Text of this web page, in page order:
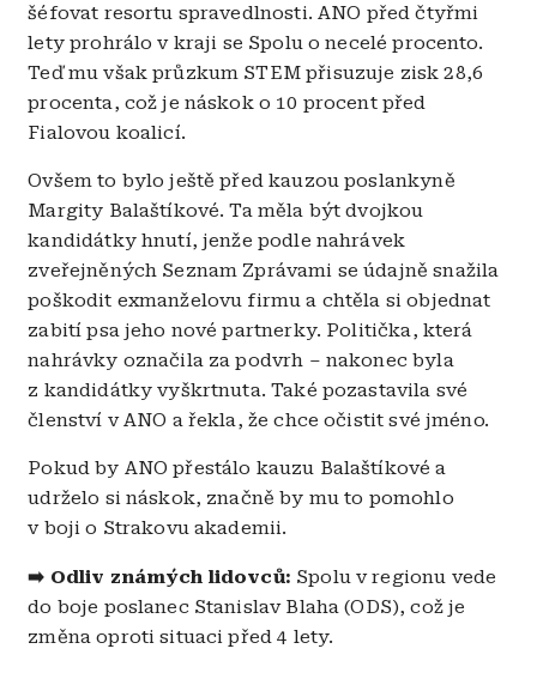
šéfovat resortu spravedlnosti. ANO před čtyřmi
lety prohrálo v kraji se Spolu o necelé procento.
Teď mu však průzkum STEM přisuzuje zisk 28,6
procenta, což je náskok o 10 procent před
Fialovou koalicí.
Ovšem to bylo ještě před kauzou poslankyně
Margity Balaštíkové. Ta měla být dvojkou
kandidátky hnutí, jenže podle nahrávek
zveřejněných Seznam Zprávami se údajně snažila
poškodit exmanželovu firmu a chtěla si objednat
zabití psa jeho nové partnerky. Politička, která
nahrávky označila za podvrh – nakonec byla
z kandidátky vyškrtnuta. Také pozastavila své
členství v ANO a řekla, že chce očistit své jméno.
Pokud by ANO přestálo kauzu Balaštíkové a
udrželo si náskok, značně by mu to pomohlo
v boji o Strakovu akademii.
➡️ Odliv známých lidovců: Spolu v regionu vede
do boje poslanec Stanislav Blaha (ODS), což je
změna oproti situaci před 4 lety.